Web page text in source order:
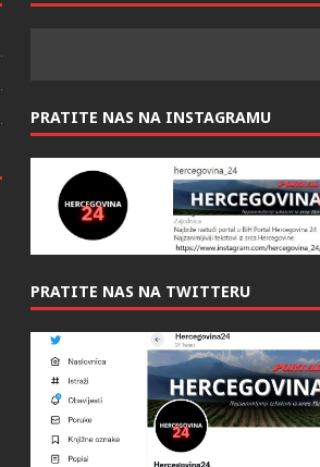
PRATITE NAS NA INSTAGRAMU
PRATITE NAS NA TWITTERU